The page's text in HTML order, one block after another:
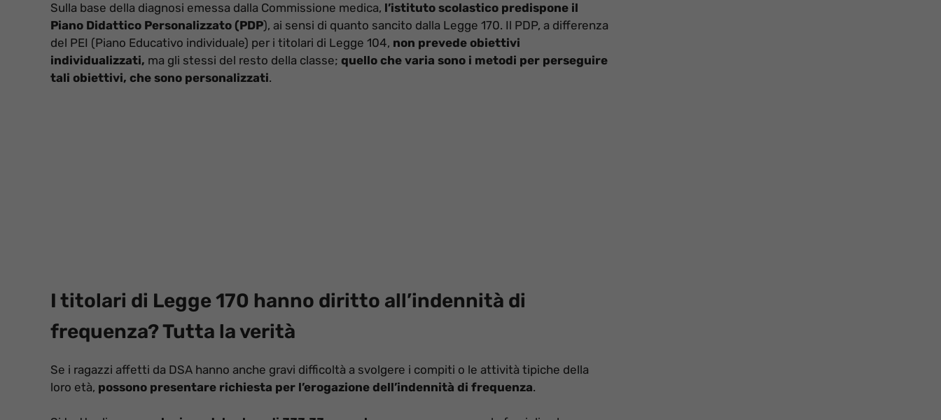
Sulla base della diagnosi emessa dalla Commissione medica, l’istituto scolastico predispone il
Piano Didattico Personalizzato (PDP), ai sensi di quanto sancito dalla Legge 170. Il PDP, a differenza
del PEI (Piano Educativo individuale) per i titolari di Legge 104, non prevede obiettivi
individualizzati, ma gli stessi del resto della classe; quello che varia sono i metodi per perseguire
tali obiettivi, che sono personalizzati.
I titolari di Legge 170 hanno diritto all’indennità di
frequenza? Tutta la verità
Se i ragazzi affetti da DSA hanno anche gravi difficoltà a svolgere i compiti o le attività tipiche della
loro età, possono presentare richiesta per l’erogazione dell’indennità di frequenza.